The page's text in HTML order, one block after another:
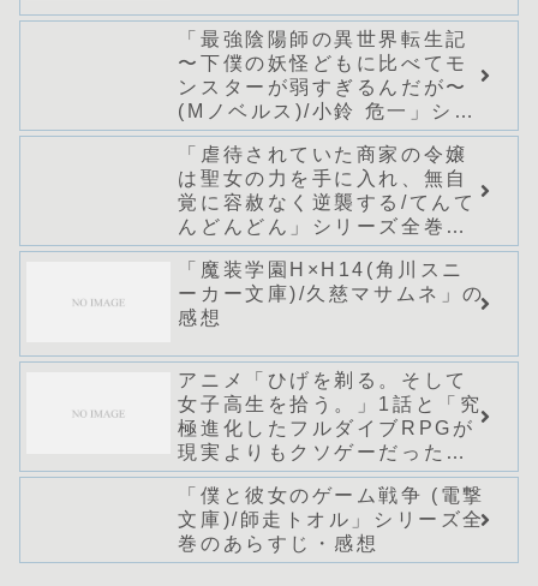
「最強陰陽師の異世界転生記
〜下僕の妖怪どもに比べてモ
ンスターが弱すぎるんだが〜
(Mノベルス)/小鈴 危一」シリ
ーズ全巻のあらすじ・感想
「虐待されていた商家の令嬢
は聖女の力を手に入れ、無自
覚に容赦なく逆襲する/てんて
んどんどん」シリーズ全巻の
あらすじ・感想
「魔装学園H×H14(角川スニ
ーカー文庫)/久慈マサムネ」の
感想
アニメ「ひげを剃る。そして
女子高生を拾う。」1話と「究
極進化したフルダイブRPGが
現実よりもクソゲーだった
ら」1話の感想
「僕と彼女のゲーム戦争 (電撃
文庫)/師走トオル」シリーズ全
巻のあらすじ・感想